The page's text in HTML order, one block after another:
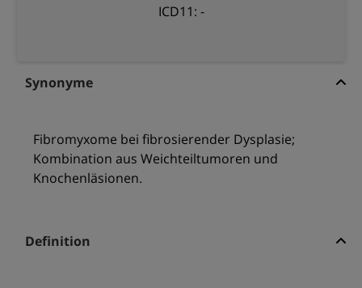
ICD11: -
Synonyme
Fibromyxome bei fibrosierender Dysplasie;
Kombination aus Weichteiltumoren und
Knochenläsionen.
Definition